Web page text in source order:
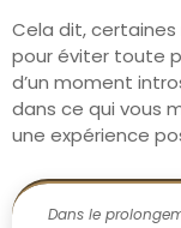
Cela dit, certaines
pour éviter toute
d’un moment
dans ce qui vous
une expérience
Dans le